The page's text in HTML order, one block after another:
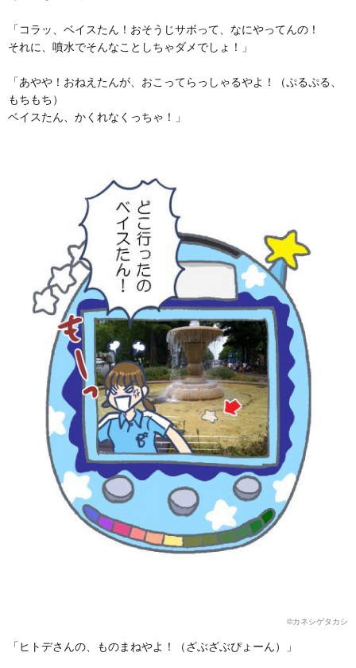
「コラッ、ベイスたん！おそうじサボって、なにやってんの！
それに、噴水でそんなことしちゃダメでしょ！」
「あやや！おねえたんが、おこってらっしゃるやよ！（ぷるぷる、
もちもち）
ベイスたん、かくれなくっちゃ！」
©️カネシゲタカシ
「ヒトデさんの、ものまねやよ！（ざぶざぶぴょーん）」